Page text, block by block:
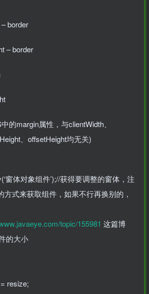
border
– border
的margin属性，与clientWidth、
、offsetHeight均无关)
窗体对象组件’);//获得要调整的窗体，注
式来获取组件，如果不行再换别的，
topic/155981 这篇博
的大小
resize;